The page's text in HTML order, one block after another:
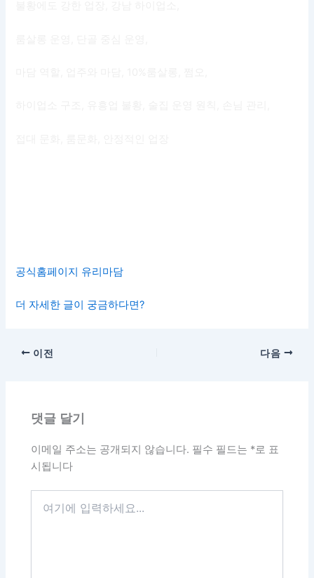
공식홈페이지 유리마담
더 자세한 글이 궁금하다면?
이전 다음
댓글 달기
이메일 주소는 공개되지 않습니다. 필수 필드는 *로 표
시됩니다